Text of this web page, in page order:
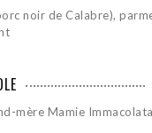
noir de Calabre),
mère Mamie